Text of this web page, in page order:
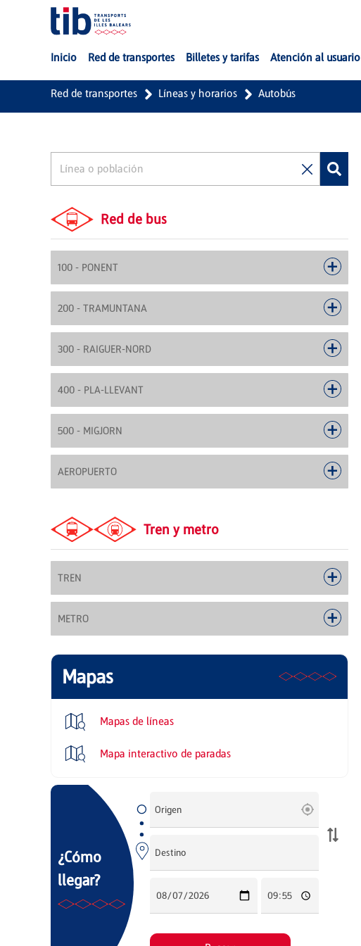
Saltar al contenido principal
Inicio Red de transportes Billetes y tarifas Atención al usuario
Red de transportes Líneas y horarios Autobús
Red de bus
100 - PONENT
200 - TRAMUNTANA
300 - RAIGUER-NORD
400 - PLA-LLEVANT
500 - MIGJORN
AEROPUERTO
Tren y metro
TREN
METRO
Mapas
Mapas de líneas
Mapa interactivo de paradas